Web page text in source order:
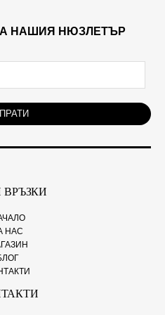
НАШИЯ НЮЗЛЕТЪР
ВРЪЗКИ
НАС